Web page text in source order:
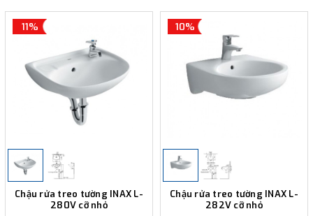
11%
Chậu rửa treo tường INAX L-
280V cỡ nhỏ
10%
Chậu rửa treo tường INAX L-
282V cỡ nhỏ